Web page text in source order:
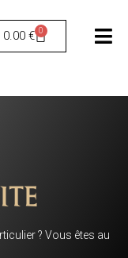
0.00€ 0
? Vous êtes au